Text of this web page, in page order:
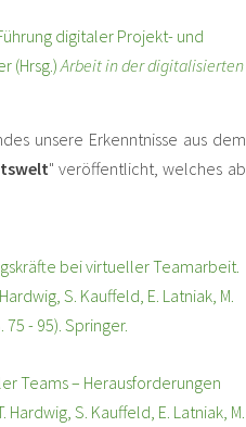
digitaler Projekt- und
(Hrsg.)Arbeit in der digitalisierten
unsere Erkenntnisse aus dem
" veröffentlicht, welches ab
bei virtueller Teamarbeit.
S. Kauffeld, E. Latniak, M.
75 - 95). Springer.
Teams – Herausforderungen
S. Kauffeld, E. Latniak, M.